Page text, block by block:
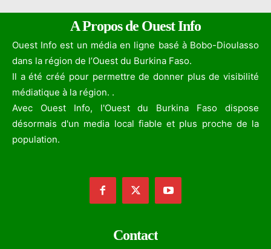
A Propos de Ouest Info
Ouest Info est un média en ligne basé à Bobo-Dioulasso
dans la région de l’Ouest du Burkina Faso.
Il a été créé pour permettre de donner plus de visibilité
médiatique à la région. .
Avec Ouest Info, l'Ouest du Burkina Faso dispose
désormais d'un media local fiable et plus proche de la
population.
Contact